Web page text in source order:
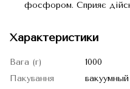
фосфором. Сприяє
Характеристики
Вага (г)
1000
Пакування